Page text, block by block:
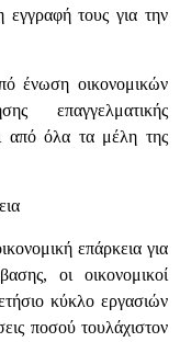
εγγραφή τους για την
ένωση οικονομικών
επαγγελματικής
από όλα τα μέλη της
επάρκεια για
οι οικονομικοί
κύκλο εργασιών
ποσού τουλάχιστον